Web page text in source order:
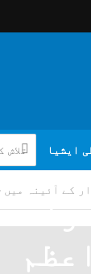
ایشیا
آئینہ میں –